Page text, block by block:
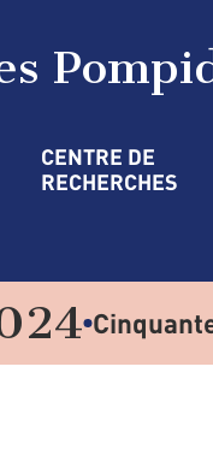
CENTRE DE
RECHERCHES